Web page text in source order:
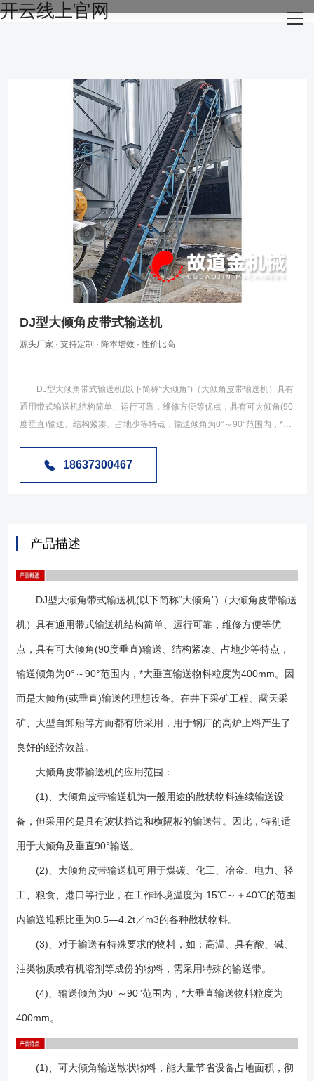
开云线上官网
网站开云线上官网
开云线上官网-开云（中国）
DJ型大倾角皮带式输送机
源头厂家 · 支持定制 · 降本增效 · 性价比高
DJ型大倾角带式输送机(以下简称“大倾角”)（大倾角皮带输送机）具有
通用带式输送机结构简单、运行可靠，维修方便等优点，具有可大倾角(90
度垂直)输送、结构紧凑、占地少等特点，输送倾角为0°～90°范围内，*大
井下采矿工程、露天采矿、大型自卸船等方而都有所采用，用于钢厂的高
粮食、港口等行业，在工作环境温度为-15℃～＋40℃的范围内输送堆积比
料，如：高温、具有酸、碱、油类物质或有机溶剂等成份的物料，需采用
特殊的输送带。 (4)、输送倾角为0°～90°范围内，*大垂直输送物料粒
度为400mm。 (1)、可大倾角输送散状物料，能大量节省设备占地面
械化带式输送机输送物料、总体投资费用低，约节约投资费用20％～
30％。 (3)、该机型与普通带式输送机、斗式提升机、刮板输送机比
500m。 (5)、在垂直输送物料时，物料粒度可达300mm。 (6)、从
水平到倾斜(或垂直)能平稳过渡。 (7)、能耗低、结构简单、维护方
便。 (8)、胶带强度高，使用寿命长。 大倾角皮带输送机的主要优
和垂直提升的理想设备。因此可以节约占地面积，节省设备投资和土建费
用，取得良好的综合经济效益。例如，某用户欲将煤炭提升到20m高的料
而如果采用垂直输送的挡边机，那么，水平机长可以控制在6m以内。
(2)结构简单。如前所述，各主要部件均可与通用带式输送机通用，给使
用、维修带来方便。 (3)运行可靠。没有埋刮板输送机经常出现的卡
度几乎与通常带式输送机相等。 (4)运行平稳、噪声小。 (5)由于不
存在装料时的挖掘阻力和运行时物料的内摩擦、外摩擦阻力，因此能耗
25t／h的输送碎煤的垂直挡边机，其每台的装机功率仅4kW，而被它们所
取代的四台原有埋刮板输送机的总装机功率为44kW。 (6)垂直挡边机
还可以在机头和机尾设置任意长度的水平输送段，便于和其他设备衔接。
图）。 1.波状挡边输送带：在输送机中起曳引和承载作用。波状挡
边、横隔板和基带形成了输送物料的"闸"形容器,从而实现大倾角输
装式减速器,楔块式逆止器组成。 3.传动滚筒：是动力传递的主要部件,
18637300467
产品描述
DJ型大倾角带式输送机(以下简称“大倾角”)（大倾角皮带输送
机）具有通用带式输送机结构简单、运行可靠，维修方便等优
点，具有可大倾角(90度垂直)输送、结构紧凑、占地少等特点，
输送倾角为0°～90°范围内，*大垂直输送物料粒度为400mm。因
而是大倾角(或垂直)输送的理想设备。在井下采矿工程、露天采
矿、大型自卸船等方而都有所采用，用于钢厂的高炉上料产生了
良好的经济效益。
大倾角皮带输送机的应用范围：
(1)、大倾角皮带输送机为一般用途的散状物料连续输送设
备，但采用的是具有波状挡边和横隔板的输送带。因此，特别适
用于大倾角及垂直90°输送。
(2)、大倾角皮带输送机可用于煤碳、化工、冶金、电力、轻
工、粮食、港口等行业，在工作环境温度为-15℃～＋40℃的范围
内输送堆积比重为0.5—4.2t／m3的各种散状物料。
(3)、对于输送有特殊要求的物料，如：高温、具有酸、碱、
油类物质或有机溶剂等成份的物料，需采用特殊的输送带。
(4)、输送倾角为0°～90°范围内，*大垂直输送物料粒度为
400mm。
(1)、可大倾角输送散状物料，能大量节省设备占地面积，彻